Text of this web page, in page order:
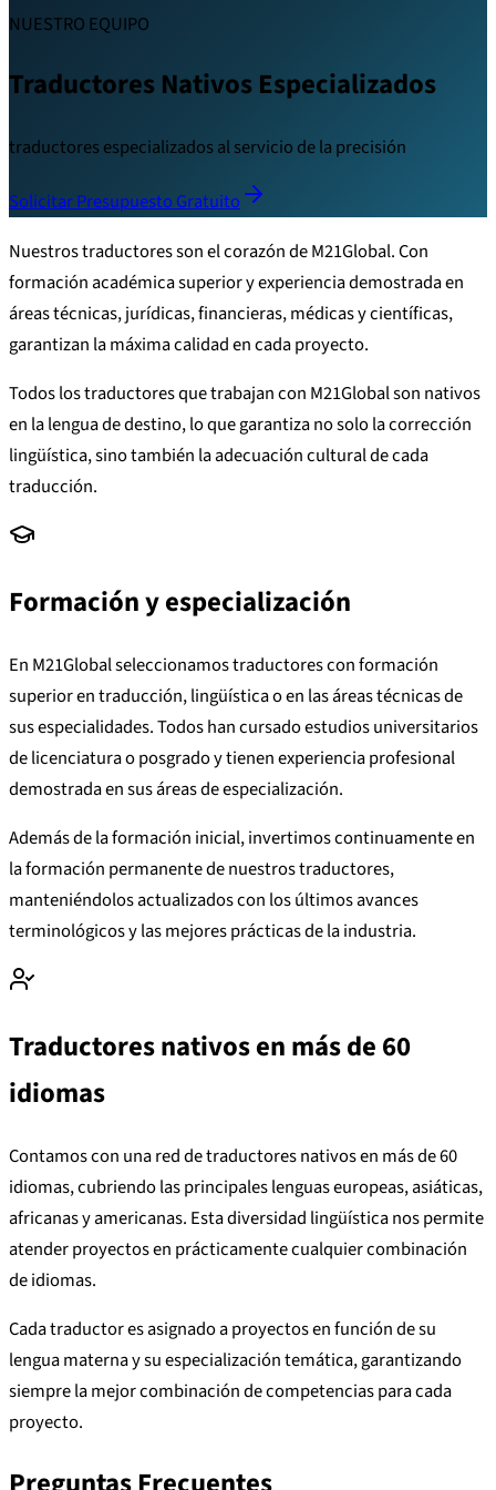
NUESTRO EQUIPO
Traductores Nativos Especializados
traductores especializados al servicio de la precisión
Solicitar Presupuesto Gratuito
Nuestros traductores son el corazón de M21Global. Con
formación académica superior y experiencia demostrada en
áreas técnicas, jurídicas, financieras, médicas y científicas,
garantizan la máxima calidad en cada proyecto.
Todos los traductores que trabajan con M21Global son nativos
en la lengua de destino, lo que garantiza no solo la corrección
lingüística, sino también la adecuación cultural de cada
traducción.
Formación y especialización
En M21Global seleccionamos traductores con formación
superior en traducción, lingüística o en las áreas técnicas de
sus especialidades. Todos han cursado estudios universitarios
de licenciatura o posgrado y tienen experiencia profesional
demostrada en sus áreas de especialización.
Además de la formación inicial, invertimos continuamente en
la formación permanente de nuestros traductores,
manteniéndolos actualizados con los últimos avances
terminológicos y las mejores prácticas de la industria.
Traductores nativos en más de 60
idiomas
Contamos con una red de traductores nativos en más de 60
idiomas, cubriendo las principales lenguas europeas, asiáticas,
africanas y americanas. Esta diversidad lingüística nos permite
atender proyectos en prácticamente cualquier combinación
de idiomas.
Cada traductor es asignado a proyectos en función de su
lengua materna y su especialización temática, garantizando
siempre la mejor combinación de competencias para cada
proyecto.